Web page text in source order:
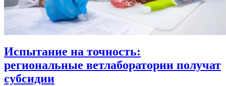
Испытание на точность:
региональные ветлаборатории получат
субсидии